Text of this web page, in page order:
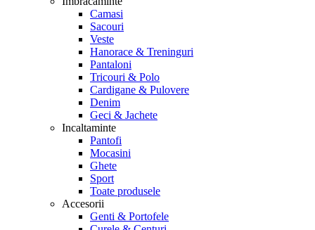
Camasi
Sacouri
Veste
Hanorace & Treninguri
Pantaloni
Tricouri & Polo
Cardigane & Pulovere
Denim
Geci & Jachete
Incaltaminte
Pantofi
Mocasini
Ghete
Sport
Toate produsele
Accesorii
Genti & Portofele